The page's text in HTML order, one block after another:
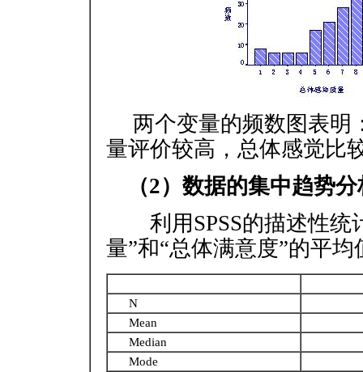
两个变量的频数图表明
量评价较高，总体感觉比
（2）数据的集中趋势
利用SPSS的描述性统
量”和“总体满意度”的平
N
Mean
Median
Mode